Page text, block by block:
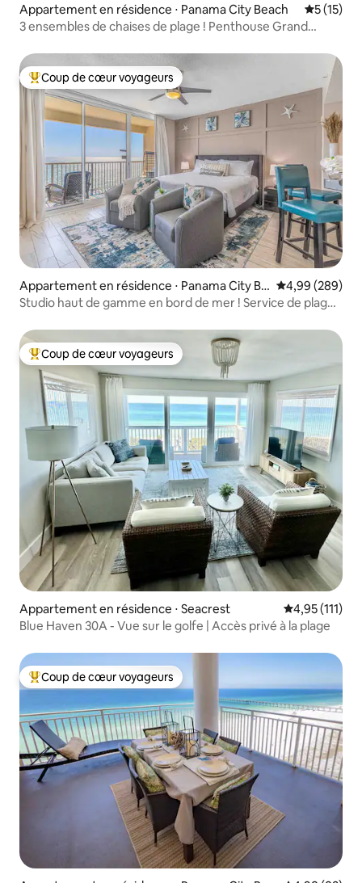
Appartement en résidence ⋅ Panama City Beach
5 (15)
3 ensembles de chaises de plage ! Penthouse Grand
Coups de cœur voyageurs les plus appréciés
Coup de cœur voyageurs
Appartement en résidence ⋅ Panama City Be
ach
Évaluation
4,99 (289)
Studio haut de gamme en bord de mer ! Service de plage
Coups de cœur voyageurs les plus appréciés
Coup de cœur voyageurs
Appartement en résidence ⋅ Seacrest Évaluation
4,95 (111)
Blue Haven 30A - Vue sur le golfe | Accès privé à la plage
Coups de cœur voyageurs les plus appréciés
Coup de cœur voyageurs